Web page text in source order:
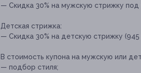
— Скидка 30% на мужскую стрижку под
Детская стрижка:
— Скидка 30% на детскую стрижку
В стоимость купона на мужскую или
— подбор стиля;